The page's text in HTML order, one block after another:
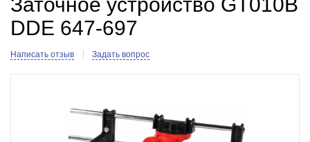
DDE 647-697
Написать отзыв Задать вопрос